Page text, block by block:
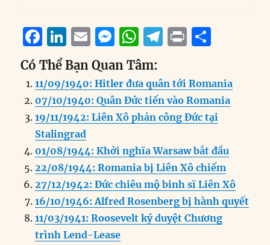
F
a
c
e
b
o
o
k
Li
n
k
e
d
I
n
E
m
ai
l
M
e
ss
e
n
er
W
h
at
s
A
p
T
e
g
r
m
P
n
t
a
re
Có Thể Bạn Quan Tâm:
11/09/1940: Hitler đưa quân tới Romania
07/10/1940: Quân Đức tiến vào Romania
19/11/1942: Liên Xô phản công Đức tại
Stalingrad
01/08/1944: Khởi nghĩa Warsaw bắt đầu
22/08/1944: Romania bị Liên Xô chiếm
27/12/1942: Đức chiêu mộ binh sĩ Liên Xô
16/10/1946: Alfred Rosenberg bị hành quyết
11/03/1941: Roosevelt ký duyệt Chương
trình Lend-Lease